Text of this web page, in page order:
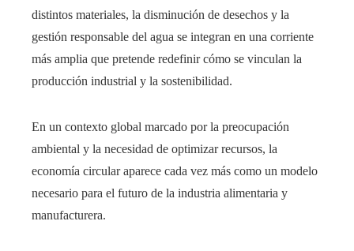
distintos materiales, la disminución de desechos y la
gestión responsable del agua se integran en una corriente
más amplia que pretende redefinir cómo se vinculan la
producción industrial y la sostenibilidad.
En un contexto global marcado por la preocupación
ambiental y la necesidad de optimizar recursos, la
economía circular aparece cada vez más como un modelo
necesario para el futuro de la industria alimentaria y
manufacturera.